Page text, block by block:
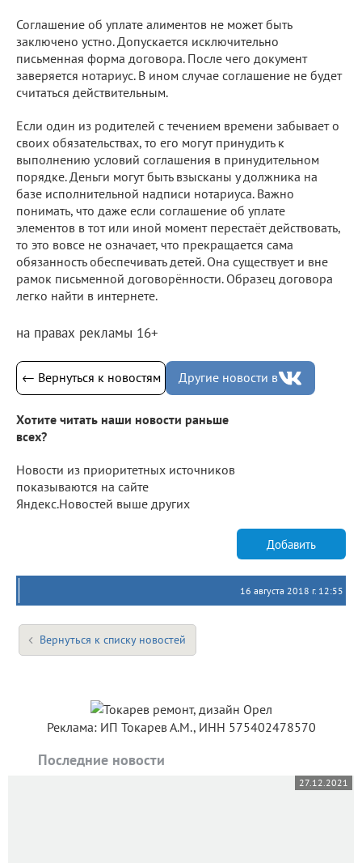
Соглашение об уплате алиментов не может быть
заключено устно. Допускается исключительно
письменная форма договора. После чего документ
заверяется нотариус. В ином случае соглашение не будет
считаться действительным.
Если один из родителей с течением времени забывает о
своих обязательствах, то его могут принудить к
выполнению условий соглашения в принудительном
порядке. Деньги могут быть взысканы у должника на
базе исполнительной надписи нотариуса. Важно
понимать, что даже если соглашение об уплате
элементов в тот или иной момент перестаёт действовать,
то это вовсе не означает, что прекращается сама
обязанность обеспечивать детей. Она существует и вне
рамок письменной договорённости. Образец договора
легко найти в интернете.
на правах рекламы 16+
← Вернуться к новостям Другие новости в
Хотите читать наши новости раньше
всех?
Новости из приоритетных источников
показываются на сайте
Яндекс.Новостей выше других
Добавить
16 августа 2018 г. 12:55
Вернуться к списку новостей
Реклама: ИП Токарев А.М., ИНН 575402478570
Последние новости
27.12.2021